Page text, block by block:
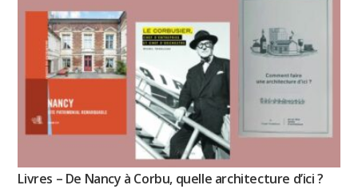
Livres – De Nancy à Corbu, quelle architecture d’ici ?